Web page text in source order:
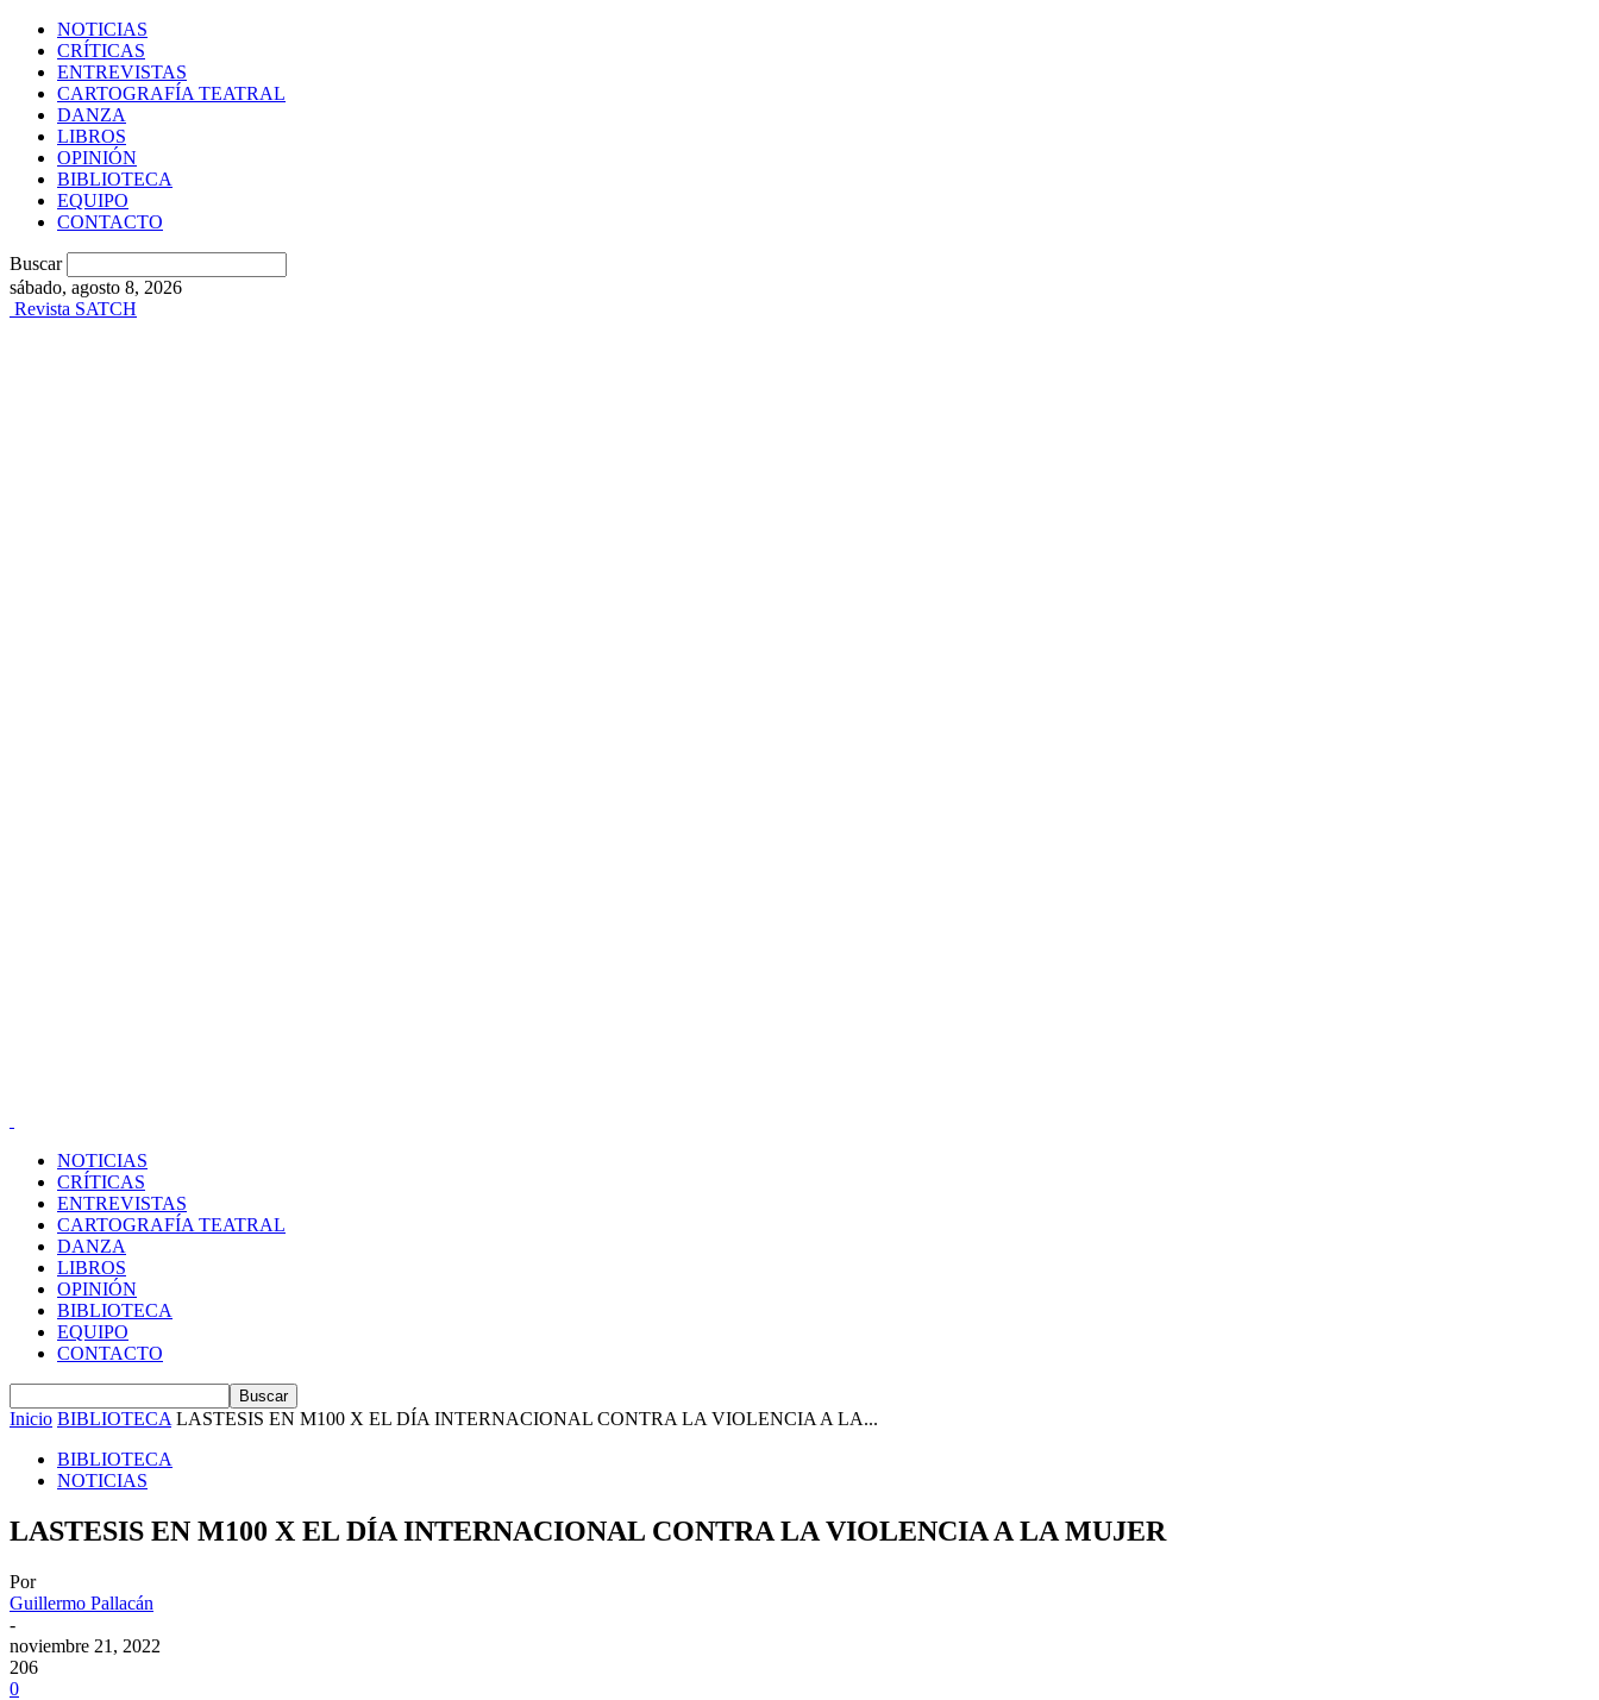
NOTICIAS
CRÍTICAS
ENTREVISTAS
CARTOGRAFÍA TEATRAL
DANZA
LIBROS
OPINIÓN
BIBLIOTECA
EQUIPO
CONTACTO
Buscar
sábado, agosto 8, 2026
Revista SATCH
NOTICIAS
CRÍTICAS
ENTREVISTAS
CARTOGRAFÍA TEATRAL
DANZA
LIBROS
OPINIÓN
BIBLIOTECA
EQUIPO
CONTACTO
Inicio BIBLIOTECA LASTESIS EN M100 X EL DÍA INTERNACIONAL CONTRA LA VIOLENCIA A LA...
BIBLIOTECA
NOTICIAS
LASTESIS EN M100 X EL DÍA INTERNACIONAL CONTRA LA VIOLENCIA A LA MUJER
Por
Guillermo Pallacán
-
noviembre 21, 2022
206
0